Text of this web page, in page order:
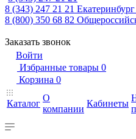
8 (343) 247 21 21
8 (800) 350 68 82
Заказать звонок
Войти
Избранные товары 0
Корзина 0
Каталог
О
компании
Кабинеты